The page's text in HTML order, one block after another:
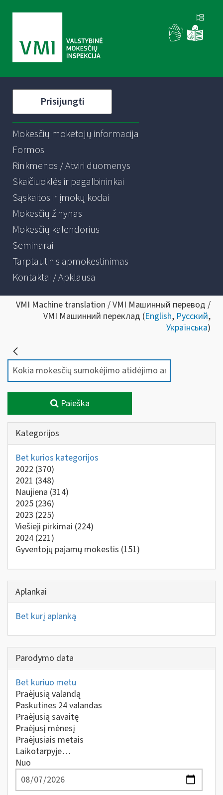
Prisijungti
Mokesčių mokėtojų informacija
Formos
Rinkmenos / Atviri duomenys
Skaičiuoklės ir pagalbininkai
Sąskaitos ir įmokų kodai
Mokesčių žinynas
Mokesčių kalendorius
Seminarai
Tarptautinis apmokestinimas
Kontaktai / Apklausa
VMI Machine translation / VMI Машинный перевод /
VMI Машинний переклад (English, Русский,
Українська)
Paieška
Kategorijos
Bet kurios kategorijos
2022 (370)
2021 (348)
Naujiena (314)
2025 (236)
2023 (225)
Viešieji pirkimai (224)
2024 (221)
Gyventojų pajamų mokestis (151)
Aplankai
Bet kurį aplanką
Parodymo data
Bet kuriuo metu
Praėjusią valandą
Paskutines 24 valandas
Praėjusią savaitę
Praėjusį mėnesį
Praėjusiais metais
Laikotarpyje…
Nuo